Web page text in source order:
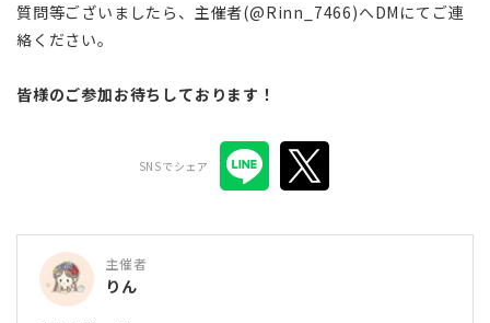
質問等ございましたら、主催者(@Rinn_7466)へDMにてご連
絡ください。
皆様のご参加お待ちしております！
SNSでシェア
主催者
りん